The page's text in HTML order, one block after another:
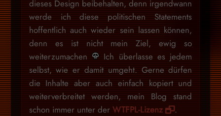
dieses Design beibehalten, denn irgendwann
werde ich diese politischen Statements
hoffentlich auch wieder sein lassen können,
denn es ist nicht mein Ziel, ewig so
weiterzumachen
Ich überlasse es jedem
selbst, wie er damit umgeht. Gerne dürfen
die Inhalte aber auch einfach kopiert und
weiterverbreitet werden, mein Blog stand
schon immer unter der WTFPL-Lizenz .